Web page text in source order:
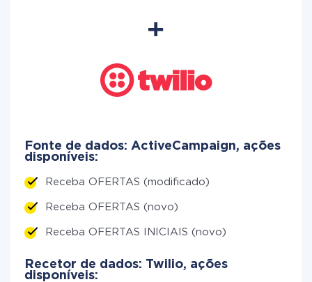
Fonte de dados: ActiveCampaign, ações
disponíveis:
Receba OFERTAS (modificado)
Receba OFERTAS (novo)
Receba OFERTAS INICIAIS (novo)
Recetor de dados: Twilio, ações
disponíveis: